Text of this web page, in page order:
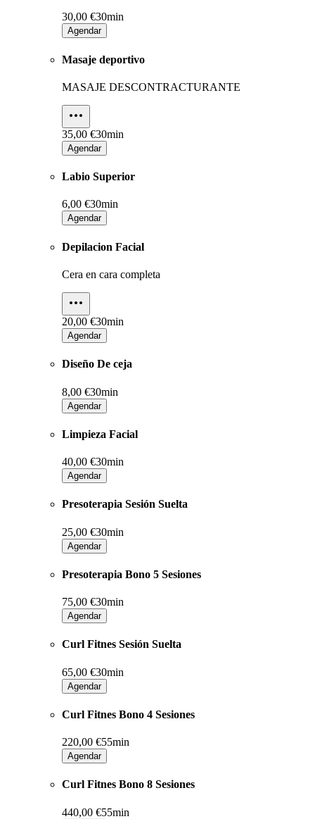
30,00 €30min
Agendar
Masaje deportivo
MASAJE DESCONTRACTURANTE
35,00 €30min
Agendar
Labio Superior
6,00 €30min
Agendar
Depilacion Facial
Cera en cara completa
20,00 €30min
Agendar
Diseño De ceja
8,00 €30min
Agendar
Limpieza Facial
40,00 €30min
Agendar
Presoterapia Sesión Suelta
25,00 €30min
Agendar
Presoterapia Bono 5 Sesiones
75,00 €30min
Agendar
Curl Fitnes Sesión Suelta
65,00 €30min
Agendar
Curl Fitnes Bono 4 Sesiones
220,00 €55min
Agendar
Curl Fitnes Bono 8 Sesiones
440,00 €55min